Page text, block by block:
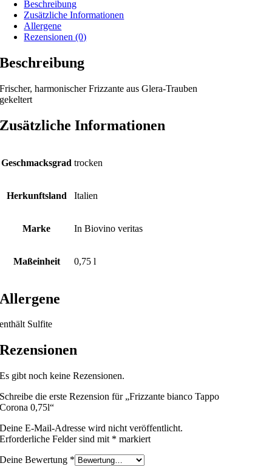
Beschreibung
Zusätzliche Informationen
Allergene
Rezensionen (0)
Beschreibung
Frischer, harmonischer Frizzante aus Glera-Trauben
gekeltert
Zusätzliche Informationen
Geschmacksgrad trocken
Herkunftsland Italien
Marke In Biovino veritas
Maßeinheit 0,75 l
Allergene
enthält Sulfite
Rezensionen
Es gibt noch keine Rezensionen.
Schreibe die erste Rezension für „Frizzante bianco Tappo
Corona 0,75l“
Deine E-Mail-Adresse wird nicht veröffentlicht.
Erforderliche Felder sind mit * markiert
Deine Bewertung *